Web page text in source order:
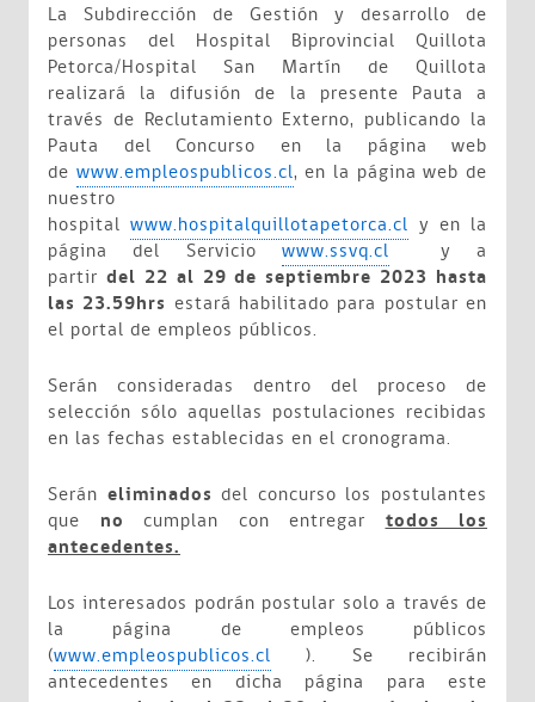
La Subdirección de Gestión y desarrollo de
personas del Hospital Biprovincial Quillota
Petorca/Hospital San Martín de Quillota
realizará la difusión de la presente Pauta a
través de Reclutamiento Externo, publicando la
Pauta del Concurso en la página web
de www.empleospublicos.cl, en la página web de
nuestro
hospitalwww.hospitalquillotapetorca.cl y en la
página del Servicio www.ssvq.cl y a
partir del 22 al 29 de septiembre 2023 hasta
las 23.59hrs estará habilitado para postular en
el portal de empleos públicos.
Serán consideradas dentro del proceso de
selección sólo aquellas postulaciones recibidas
en las fechas establecidas en el cronograma.
Serán eliminados del concurso los postulantes
que no cumplan con entregartodos los
antecedentes.
Los interesados podrán postular solo a través de
la página de empleos públicos
(www.empleospublicos.cl ). Se recibirán
antecedentes en dicha página para este